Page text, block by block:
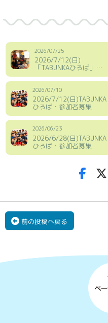
2026/07/25
2026/7/12(日)
「TABUNKAひろば」レ
ポート
2026/07/10
2026/7/12(日)TABUNKA
ひろば・参加者募集
2026/06/23
2026/6/28(日)TABUNKA
ひろば・参加者募集
前の投稿へ戻る